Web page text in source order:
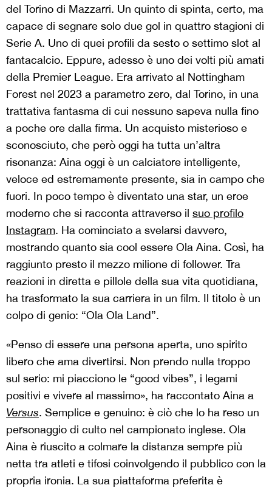
del Torino di Mazzarri. Un quinto di spinta, certo, ma
capace di segnare solo due gol in quattro stagioni di
Serie A. Uno di quei profili da sesto o settimo slot al
fantacalcio. Eppure, adesso è uno dei volti più amati
della Premier League. Era arrivato al Nottingham
Forest nel 2023 a parametro zero, dal Torino, in una
trattativa fantasma di cui nessuno sapeva nulla fino
a poche ore dalla firma. Un acquisto misterioso e
sconosciuto, che però oggi ha tutta un’altra
risonanza: Aina oggi è un calciatore intelligente,
veloce ed estremamente presente, sia in campo che
fuori. In poco tempo è diventato una star, un eroe
moderno che si racconta attraverso il suo profilo
Instagram. Ha cominciato a svelarsi davvero,
mostrando quanto sia cool essere Ola Aina. Così, ha
raggiunto presto il mezzo milione di follower. Tra
reazioni in diretta e pillole della sua vita quotidiana,
ha trasformato la sua carriera in un film. Il titolo è un
colpo di genio: “Ola Ola Land”.
«Penso di essere una persona aperta, uno spirito
libero che ama divertirsi. Non prendo nulla troppo
sul serio: mi piacciono le “good vibes”, i legami
positivi e vivere al massimo», ha raccontato Aina a
Versus. Semplice e genuino: è ciò che lo ha reso un
personaggio di culto nel campionato inglese. Ola
Aina è riuscito a colmare la distanza sempre più
netta tra atleti e tifosi coinvolgendo il pubblico con la
propria ironia. La sua piattaforma preferita è